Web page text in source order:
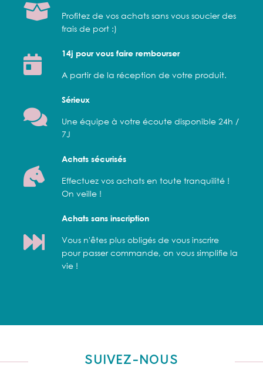
Profitez de vos achats sans vous soucier des
frais de port :)
14j pour vous faire rembourser
A partir de la réception de votre produit.
Sérieux
Une équipe à votre écoute disponible 24h /
7J
Achats sécurisés
Effectuez vos achats en toute tranquilité !
On veille !
Achats sans inscription
Vous n'êtes plus obligés de vous inscrire
pour passer commande, on vous simplifie la
vie !
SUIVEZ-NOUS